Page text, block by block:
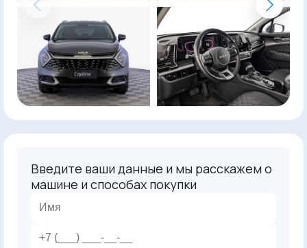
Введите ваши данные и мы расскажем о
машине и способах покупки